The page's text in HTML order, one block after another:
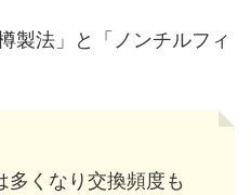
製法」と「ノンチルフィ
多くなり交換頻度も